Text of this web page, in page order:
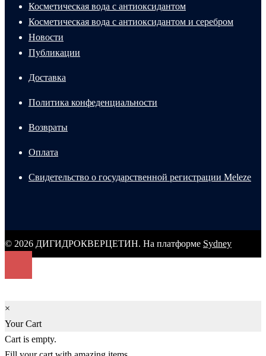
Косметическая вода с антиоксидантом
Косметическая вода с антиоксидантом и серебром
Новости
Публикации
Доставка
Политика конфеденциальности
Возвраты
Оплата
Свидетельство о государственной регистрации Meleze
© 2026 ДИГИДРОКВЕРЦЕТИН. На платформе Sydney
×
Your Cart
Cart is empty.